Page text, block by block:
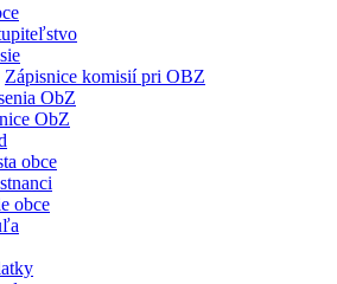
Zápisnice komisií pri OBZ
ObZ
ObZ
obce
obce